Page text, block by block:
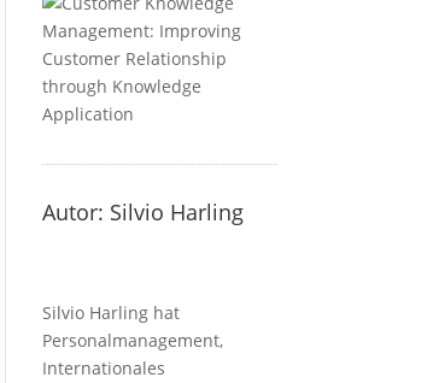
Autor: Silvio Harling
Silvio Harling hat
Personalmanagement,
Internationales